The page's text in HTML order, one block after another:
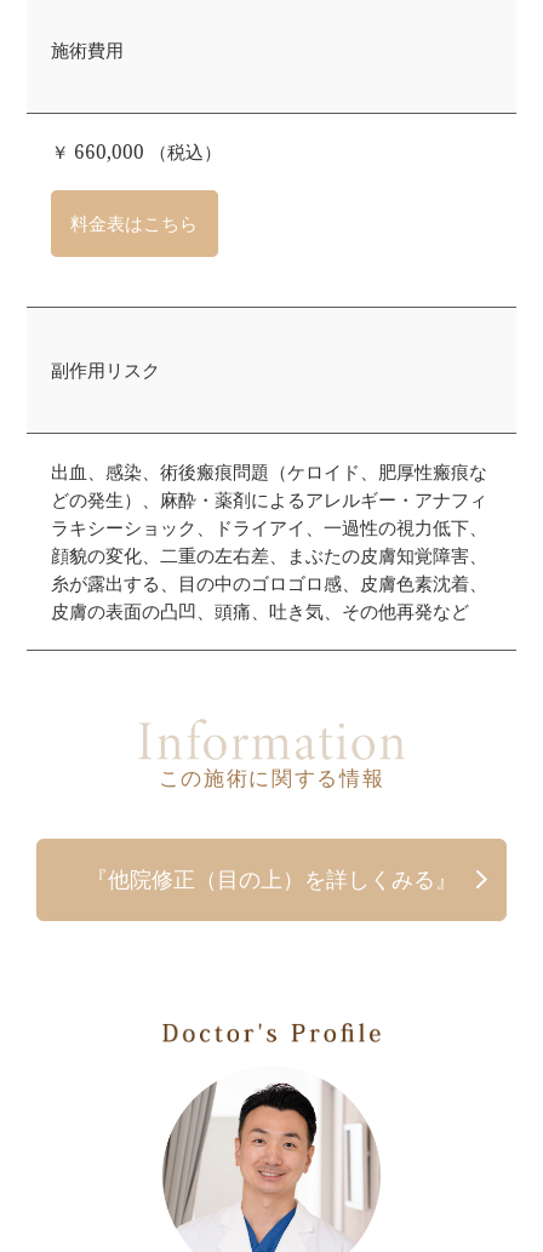
施術費用
￥ 660,000 （税込）
料金表はこちら
副作用リスク
出血、感染、術後瘢痕問題（ケロイド、肥厚性瘢痕な
どの発生）、麻酔・薬剤によるアレルギー・アナフィ
ラキシーショック、ドライアイ、一過性の視力低下、
顔貌の変化、二重の左右差、まぶたの皮膚知覚障害、
糸が露出する、目の中のゴロゴロ感、皮膚色素沈着、
皮膚の表面の凸凹、頭痛、吐き気、その他再発など
この施術に関する情報
『他院修正（目の上）を詳しくみる』